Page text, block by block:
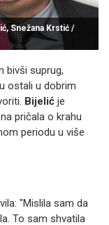
Snežana Krstić /
bivši suprug,
ostali u dobrim
Bijelić je
pričala o krahu
periodu u više
"Mislila sam da
To sam shvatila